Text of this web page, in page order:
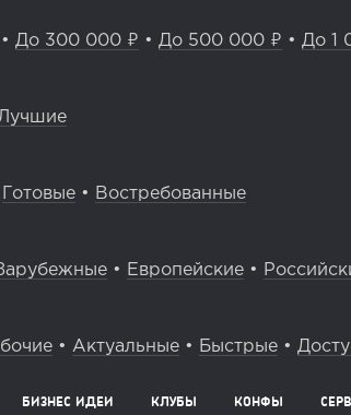
• До 300 000 ₽ • До 500 000 ₽ • До 1
Готовые • Востребованные
• Европейские •
• Актуальные • Быстрые •
БИЗНЕС ИДЕИ КЛУБЫ КОНФЫ